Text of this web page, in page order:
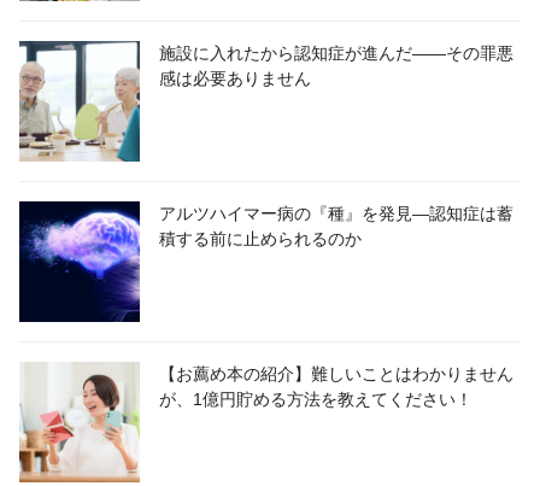
施設に入れたから認知症が進んだ――その罪悪
感は必要ありません
アルツハイマー病の『種』を発見―認知症は蓄
積する前に止められるのか
【お薦め本の紹介】難しいことはわかりません
が、1億円貯める方法を教えてください！